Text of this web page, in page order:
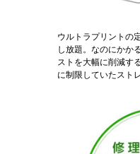
ウルトラプリントの
し放題。なのにかか
ストを大幅に削減す
に制限していたスト